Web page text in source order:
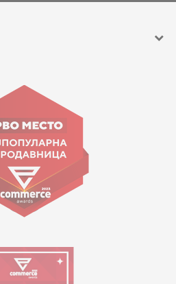
бр.74 Скопје
време:
до 17:00